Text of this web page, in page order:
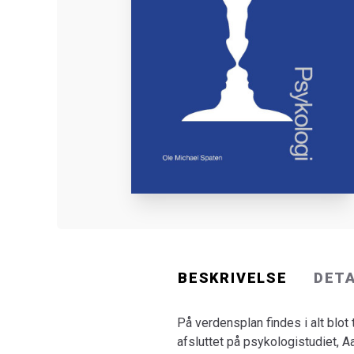
BESKRIVELSE
På verdensplan findes i alt
afsluttet på psykologistudiet,